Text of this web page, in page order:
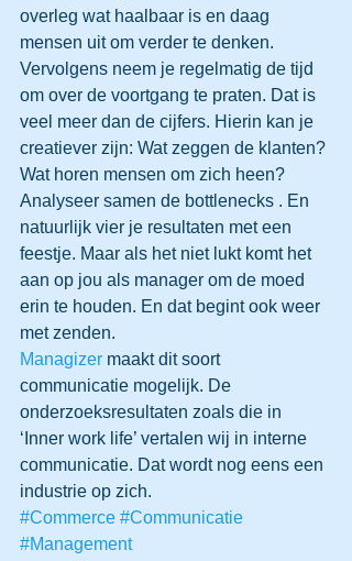
overleg wat haalbaar is en daag
mensen uit om verder te denken.
Vervolgens neem je regelmatig de tijd
om over de voortgang te praten. Dat is
veel meer dan de cijfers. Hierin kan je
creatiever zijn: Wat zeggen de klanten?
Wat horen mensen om zich heen?
Analyseer samen de bottlenecks . En
natuurlijk vier je resultaten met een
feestje. Maar als het niet lukt komt het
aan op jou als manager om de moed
erin te houden. En dat begint ook weer
met zenden.
Managizer maakt dit soort
communicatie mogelijk. De
onderzoeksresultaten zoals die in
‘Inner work life’ vertalen wij in interne
communicatie. Dat wordt nog eens een
industrie op zich.
#Commerce #Communicatie
#Management